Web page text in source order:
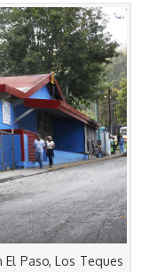
Paso, Los Teques